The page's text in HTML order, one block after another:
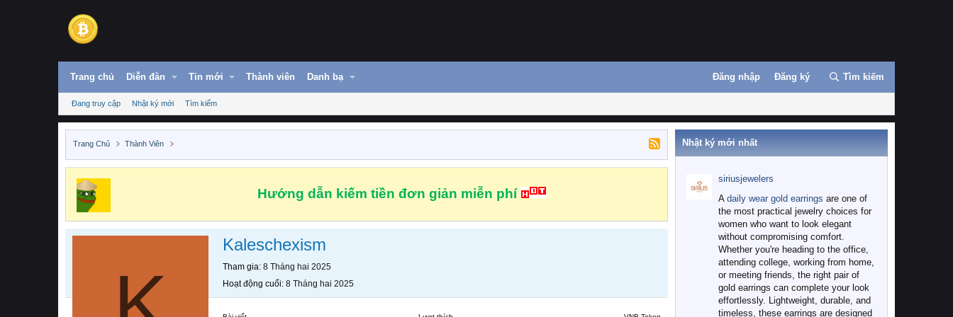
Trang chủ Diễn đàn Tin mới Thành viên Danh bạ Đăng nhập Đăng ký Tìm kiếm
Đang truy cập Nhật ký mới Tìm kiếm
Trang Chủ Thành Viên
Hướng dẫn kiếm tiền đơn giản miễn phí
Kaleschexism
Tham gia 8 Tháng hai 2025
Hoạt động cuối 8 Tháng hai 2025
Nhật ký mới nhất
siriusjewelers
A daily wear gold earrings are one of
the most practical jewelry choices for
women who want to look elegant
without compromising comfort.
Whether you're heading to the office,
attending college, working from home,
or meeting friends, the right pair of
gold earrings can complete your look
effortlessly. Lightweight, durable, and
timeless, these earrings are designed